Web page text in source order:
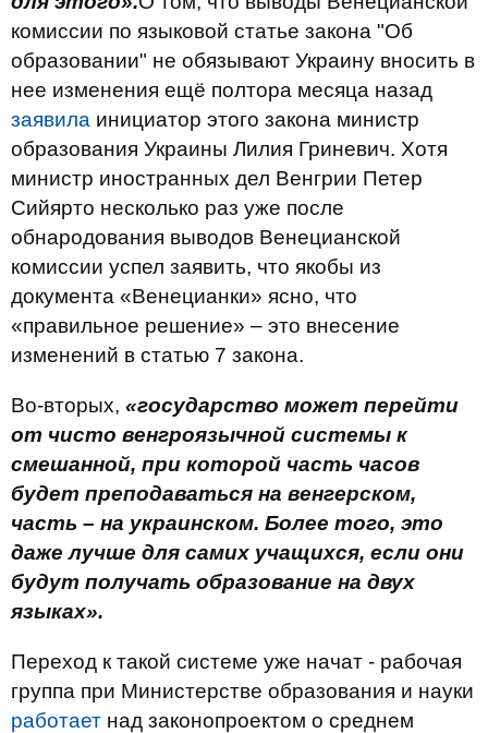
комиссии по языковой статье закона "Об
образовании" не обязывают Украину вносить в
нее изменения ещё полтора месяца назад
заявила инициатор этого закона министр
образования Украины Лилия Гриневич. Хотя
министр иностранных дел Венгрии Петер
Сийярто несколько раз уже после
обнародования выводов Венецианской
комиссии успел заявить, что якобы из
документа «Венецианки» ясно, что
«правильное решение» – это внесение
изменений в статью 7 закона.
Во-вторых, «государство может перейти
от чисто венгроязычной системы к
смешанной, при которой часть часов
будет преподаваться на венгерском,
часть – на украинском. Более того, это
даже лучше для самих учащихся, если они
будут получать образование на двух
языках».
Переход к такой системе уже начат - рабочая
группа при Министерстве образования и науки
работает над законопроектом о среднем